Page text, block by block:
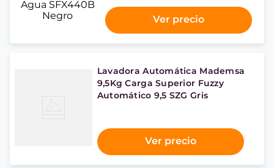
Ver precio
Lavadora Automática Mademsa
9,5Kg Carga Superior Fuzzy
Automático 9,5 SZG Gris
Ver precio